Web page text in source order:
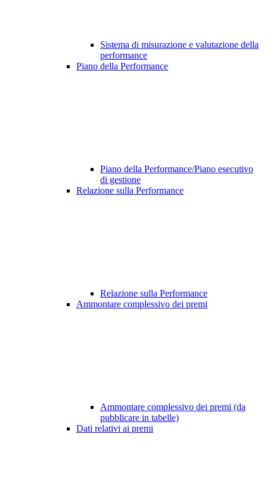
Sistema di misurazione e valutazione della
performance
Piano della Performance
Piano della Performance/Piano esecutivo
di gestione
Relazione sulla Performance
Relazione sulla Performance
Ammontare complessivo dei premi
Ammontare complessivo dei premi (da
pubblicare in tabelle)
Dati relativi ai premi